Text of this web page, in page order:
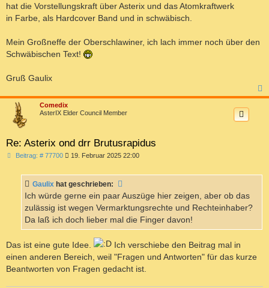
hat die Vorstellungskraft über Asterix und das Atomkraftwerk
in Farbe, als Hardcover Band und in schwäbisch.
Mein Großneffe der Oberschlawiner, ich lach immer noch über den
Schwäbischen Text!
Gruß Gaulix
a
Comedix
AsterIX Elder Council Member
Re: Asterix ond drr Brutusrapidus
Beitrag: # 77700B
r
a
g
19. Februar 2025 22:00
Gaulix hat geschrieben:
Ich würde gerne ein paar Auszüge hier zeigen, aber ob das
zulässig ist wegen Vermarktungsrechte und Rechteinhaber?
Da laß ich doch lieber mal die Finger davon!
Das ist eine gute Idee.
Ich verschiebe den Beitrag mal in
einen anderen Bereich, weil "Fragen und Antworten" für das kurze
Beantworten von Fragen gedacht ist.